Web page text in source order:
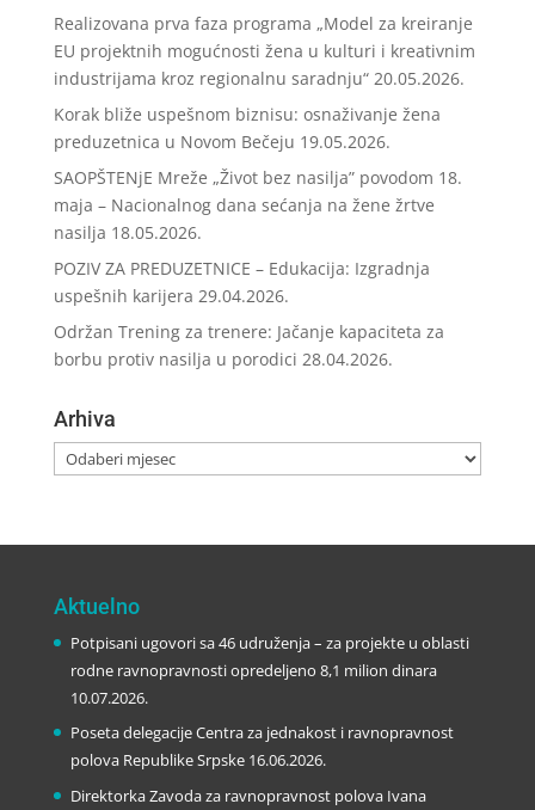
Realizovana prva faza programa „Model za kreiranje
EU projektnih mogućnosti žena u kulturi i kreativnim
industrijama kroz regionalnu saradnju“ 20.05.2026.
Korak bliže uspešnom biznisu: osnaživanje žena
preduzetnica u Novom Bečeju 19.05.2026.
SAOPŠTENjE Mreže „Život bez nasilja” povodom 18.
maja – Nacionalnog dana sećanja na žene žrtve
nasilja 18.05.2026.
POZIV ZA PREDUZETNICE – Edukacija: Izgradnja
uspešnih karijera 29.04.2026.
Održan Trening za trenere: Jačanje kapaciteta za
borbu protiv nasilja u porodici 28.04.2026.
Arhiva
Arhiva
Aktuelno
Potpisani ugovori sa 46 udruženja – za projekte u oblasti
rodne ravnopravnosti opredeljeno 8,1 milion dinara
10.07.2026.
Poseta delegacije Centra za jednakost i ravnopravnost
polova Republike Srpske 16.06.2026.
Direktorka Zavoda za ravnopravnost polova Ivana